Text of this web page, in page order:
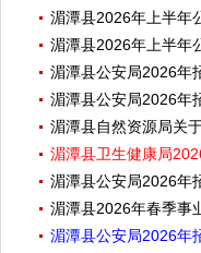
湄潭县2026年上半年
湄潭县2026年上半年
湄潭县公安局2026年
湄潭县公安局2026年
湄潭县自然资源局关
湄潭县卫生健康局
湄潭县公安局2026年
湄潭县2026年春季事
湄潭县公安局2026年